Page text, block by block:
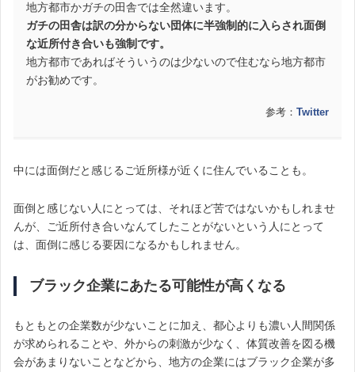
地方都市かガチの田舎では全然違います。
ガチの田舎は訳の分からない団体に半強制的に入らされ面倒
な近所付き合いも強制です。
地方都市であればそういうのは少ないので住むなら地方都市
がお勧めです。
参考： Twitter
中には面倒だと感じるご近所様が近くに住んでいることも。
面倒と感じない人にとっては、それほど苦ではないかもしれませ
んが、ご近所付き合いなんてしたことがないという人にとって
は、面倒に感じる要因になるかもしれません。
ブラック企業にあたる可能性が高くなる
もともとの企業数が少ないことに加え、都心よりも濃い人間関係
が求められることや、外からの刺激が少なく、体質改善を図る機
会があまりないことなどから、地方の企業にはブラック企業が多